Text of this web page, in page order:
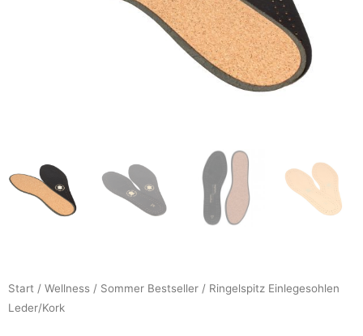
Start / Wellness / Sommer Bestseller / Ringelspitz Einlegesohlen
Leder/Kork